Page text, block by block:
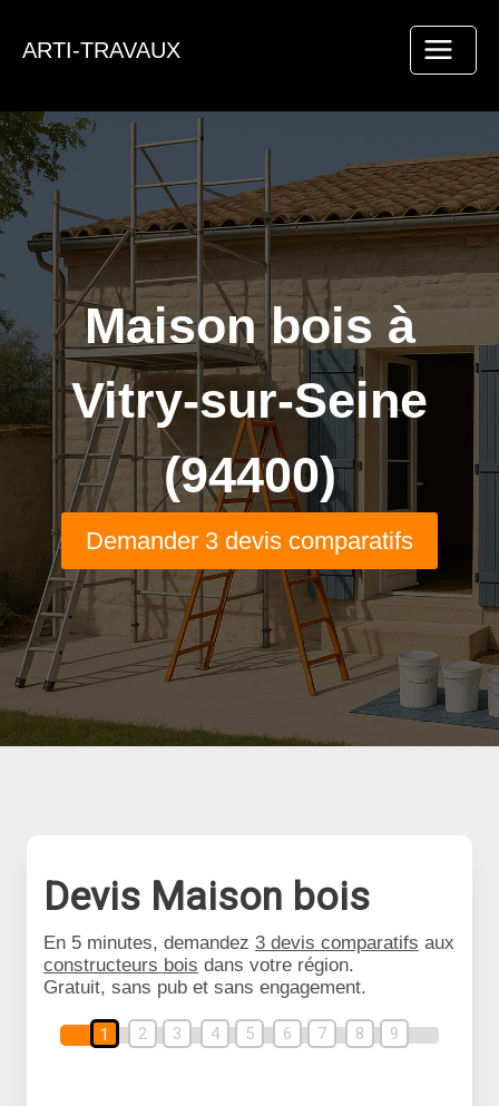
ARTI-TRAVAUX
Maison bois à
Vitry-sur-Seine
(94400)
Demander 3 devis comparatifs
Devis Maison bois
En 5 minutes, demandez 3 devis comparatifs aux
constructeurs bois dans votre région.
Gratuit, sans pub et sans engagement.
1 2 3 4 5 6 7 8 9